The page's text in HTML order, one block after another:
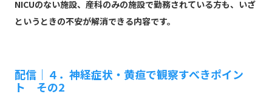
NICUのない施設、産科のみの施設で勤務されている方も、いざ
というときの不安が解消できる内容です。
配信｜４．神経症状・黄疸で観察すべきポイン
ト その2